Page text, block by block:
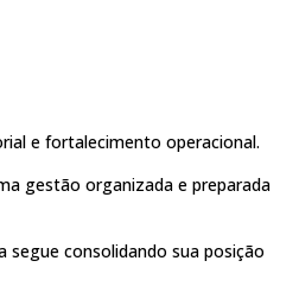
e fortalecimento operacional.
gestão organizada e preparada
consolidando sua posição